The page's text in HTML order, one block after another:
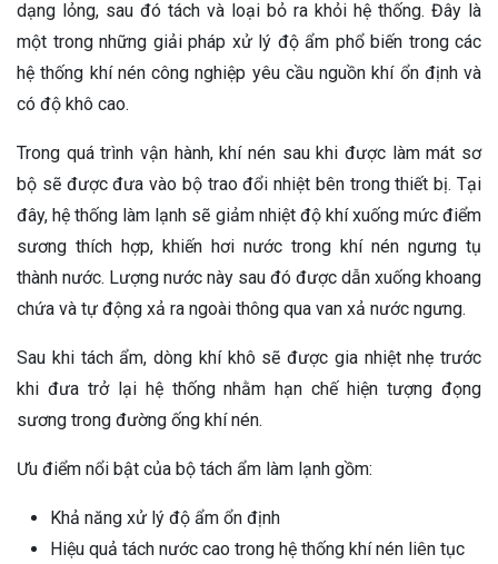
dạng lỏng, sau đó tách và loại bỏ ra khỏi hệ thống. Đây là
một trong những giải pháp xử lý độ ẩm phổ biến trong các
hệ thống khí nén công nghiệp yêu cầu nguồn khí ổn định và
có độ khô cao.
Trong quá trình vận hành, khí nén sau khi được làm mát sơ
bộ sẽ được đưa vào bộ trao đổi nhiệt bên trong thiết bị. Tại
đây, hệ thống làm lạnh sẽ giảm nhiệt độ khí xuống mức điểm
sương thích hợp, khiến hơi nước trong khí nén ngưng tụ
thành nước. Lượng nước này sau đó được dẫn xuống khoang
chứa và tự động xả ra ngoài thông qua van xả nước ngưng.
Sau khi tách ẩm, dòng khí khô sẽ được gia nhiệt nhẹ trước
khi đưa trở lại hệ thống nhằm hạn chế hiện tượng đọng
sương trong đường ống khí nén.
Ưu điểm nổi bật của bộ tách ẩm làm lạnh gồm:
Khả năng xử lý độ ẩm ổn định
Hiệu quả tách nước cao trong hệ thống khí nén liên tục